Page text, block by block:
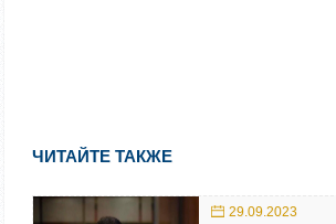
ЧИТАЙТЕ ТАКЖЕ
29.09.2023